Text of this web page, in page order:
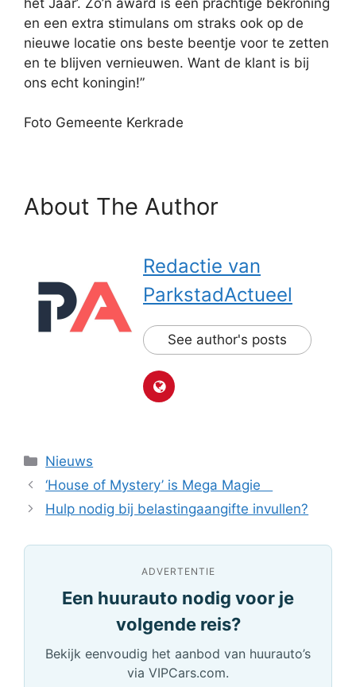
en een extra stimulans om straks ook op de
nieuwe locatie ons beste beentje voor te zetten
en te blijven vernieuwen. Want de klant is bij
ons echt koningin!”
Foto Gemeente Kerkrade
About The Author
Redactie van
ParkstadActueel
See author's posts
Categorieën
Nieuws
‘House of Mystery’ is Mega Magie
Hulp nodig bij belastingaangifte invullen?
ADVERTENTIE
Een huurauto nodig voor je
volgende reis?
Bekijk eenvoudig het aanbod van huurauto’s
via VIPCars.com.